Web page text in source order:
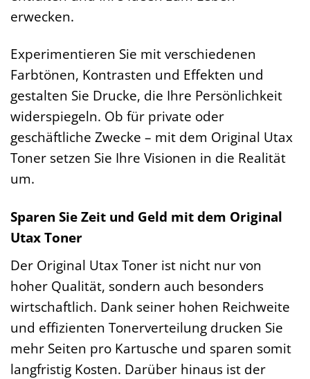
erwecken.
Experimentieren Sie mit verschiedenen
Farbtönen, Kontrasten und Effekten und
gestalten Sie Drucke, die Ihre Persönlichkeit
widerspiegeln. Ob für private oder
geschäftliche Zwecke – mit dem Original Utax
Toner setzen Sie Ihre Visionen in die Realität
um.
Sparen Sie Zeit und Geld mit dem Original
Utax Toner
Der Original Utax Toner ist nicht nur von
hoher Qualität, sondern auch besonders
wirtschaftlich. Dank seiner hohen Reichweite
und effizienten Tonerverteilung drucken Sie
mehr Seiten pro Kartusche und sparen somit
langfristig Kosten. Darüber hinaus ist der